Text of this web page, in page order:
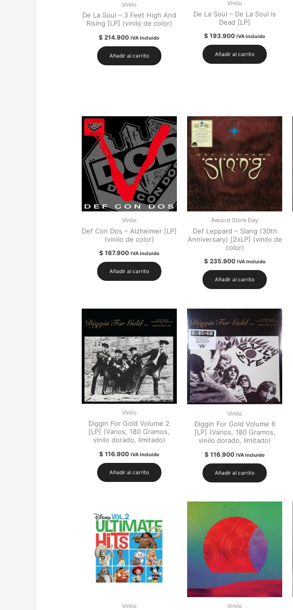
Vinilo
De La Soul – 3 Feet High And
Rising [LP] (vinilo de color)
$ 214.900 IVA Incluido
Añadir al carrito
Vinilo
De La Soul – De La Soul is
Dead [LP]
$ 193.900 IVA Incluido
Añadir al carrito
Vinilo
Def Con Dos – Alzheimer [LP]
(vinilo de color)
$167.900 IVA Incluido
Añadir al carrito
Record Store Day
Def Leppard – Slang (30th
Anniversary) [2xLP] (vinilo de
color)
$235.900 IVA Incluido
Añadir al carrito
Vinilo
Diggin For Gold Volume 2
[LP] (Varios, 180 Gramos,
vinilo dorado, limitado)
$116.900 IVA Incluido
Añadir al carrito
Vinilo
Diggin For Gold Volume 6
[LP] (Varios, 180 Gramos,
vinilo dorado, limitado)
$ 116.900 IVA Incluido
Añadir al carrito
Vinilo Vinilo